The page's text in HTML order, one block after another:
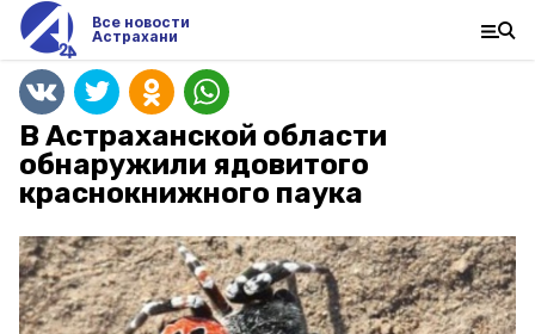
Все новости
Астрахани
В Астраханской области
обнаружили ядовитого
краснокнижного паука